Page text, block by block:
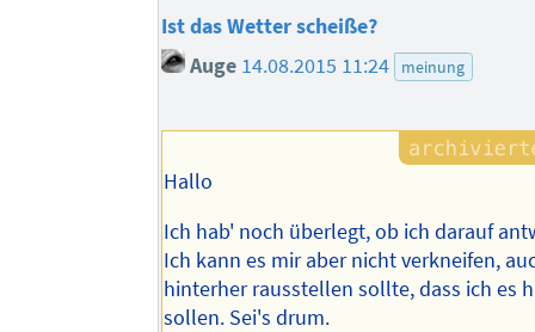
Ist das Wetter scheiße?
Auge 14.08.2015 11:24 meinung
Hallo
Ich hab' noch überlegt, ob ich darauf
Ich kann es mir aber nicht verkneifen,
hinterher rausstellen sollte, dass ich es
sollen. Sei's drum.